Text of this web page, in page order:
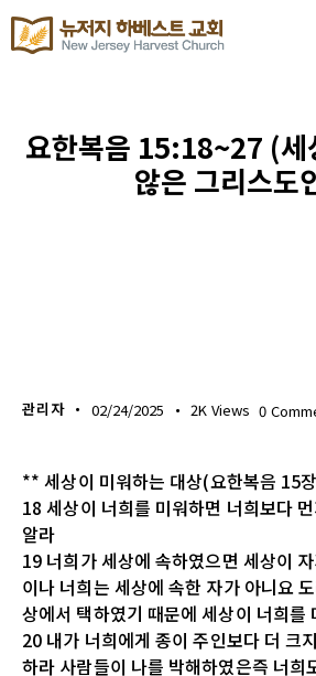
요한복음 15:18~27 (세
않은 그리스도
관리자 02/24/2025 2K Views 0
** 세상이 미워하는 대상(요한복음 15
18 세상이 너희를 미워하면 너희보다
알라
19 너희가 세상에 속하였으면 세상이
이나 너희는 세상에 속한 자가 아니요
상에서 택하였기 때문에 세상이 너희를
20 내가 너희에게 종이 주인보다 더 크
하라 사람들이 나를 박해하였은즉 너희